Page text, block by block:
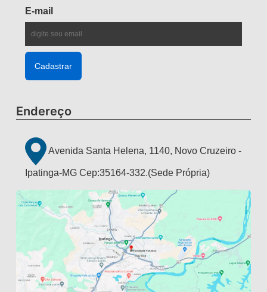
E-mail
Endereço
Avenida Santa Helena, 1140, Novo Cruzeiro -
Ipatinga-MG Cep:35164-332.(Sede Própria)